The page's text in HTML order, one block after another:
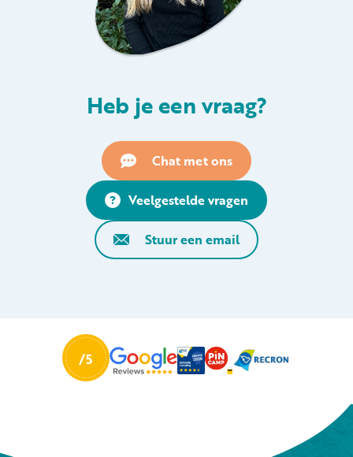
Heb je een vraag?
Chat met ons
Veelgestelde vragen
Stuur een email